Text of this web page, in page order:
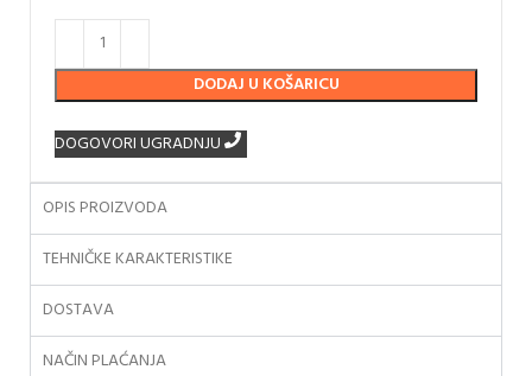
DODAJ U KOŠARICU
DOGOVORI UGRADNJU
OPIS PROIZVODA
TEHNIČKE KARAKTERISTIKE
DOSTAVA
NAČIN PLAĆANJA